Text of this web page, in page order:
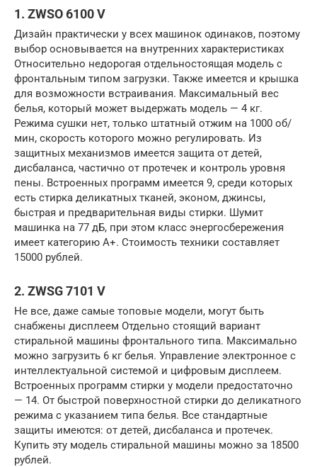
1. ZWSO 6100 V
Дизайн практически у всех машинок одинаков, поэтому
выбор основывается на внутренних характеристиках
Относительно недорогая отдельностоящая модель с
фронтальным типом загрузки. Также имеется и крышка
для возможности встраивания. Максимальный вес
белья, который может выдержать модель — 4 кг.
Режима сушки нет, только штатный отжим на 1000 об/
мин, скорость которого можно регулировать. Из
защитных механизмов имеется защита от детей,
дисбаланса, частично от протечек и контроль уровня
пены. Встроенных программ имеется 9, среди которых
есть стирка деликатных тканей, эконом, джинсы,
быстрая и предварительная виды стирки. Шумит
машинка на 77 дБ, при этом класс энергосбережения
имеет категорию А+. Стоимость техники составляет
15000 рублей.
2. ZWSG 7101 V
Не все, даже самые топовые модели, могут быть
снабжены дисплеем Отдельно стоящий вариант
стиральной машины фронтального типа. Максимально
можно загрузить 6 кг белья. Управление электронное с
интеллектуальной системой и цифровым дисплеем.
Встроенных программ стирки у модели предостаточно
— 14. От быстрой поверхностной стирки до деликатного
режима с указанием типа белья. Все стандартные
защиты имеются: от детей, дисбаланса и протечек.
Купить эту модель стиральной машины можно за 18500
рублей.